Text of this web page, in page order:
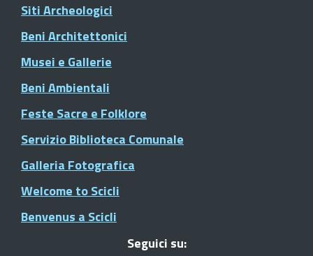
Siti Archeologici
Beni Architettonici
Musei e Gallerie
Beni Ambientali
Feste Sacre e Folklore
Servizio Biblioteca Comunale
Galleria Fotografica
Welcome to Scicli
Benvenus a Scicli
Seguici su: